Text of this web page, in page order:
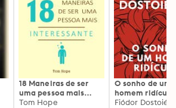
18 Maneiras de ser
uma pessoa mais
interessante
Tom Hope
O sonho de um
homem ridículo
Fiódor